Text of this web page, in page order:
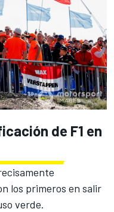
de F1 en
los primeros en salir
verde.